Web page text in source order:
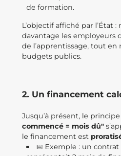
de formation.
L’objectif affiché par l’État
davantage les employeurs
de l’apprentissage, tout en
budgets publics.
2. Un financement
Jusqu’à présent, le
commencé = mois dû"
le financement est
📅 Exemple : un